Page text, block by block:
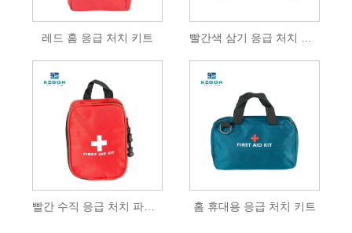
레드 홈 응급 처치 키트 빨간색 삼기 응급 처치 키트
빨간 수직 응급 처치 파우치 홈 휴대용 응급 처치 키트